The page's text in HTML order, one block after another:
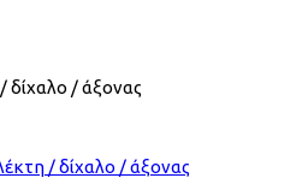
δίχαλο / άξονας
/ δίχαλο / άξονας